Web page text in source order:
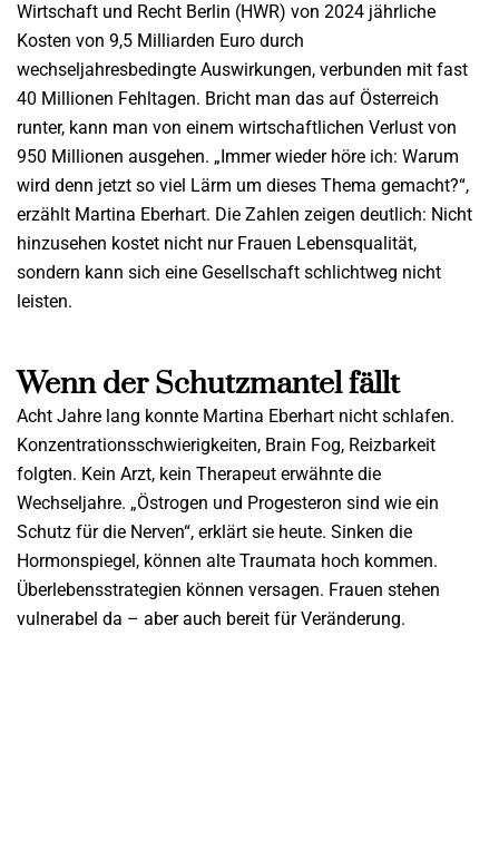
Wirtschaft und Recht Berlin (HWR) von 2024 jährliche
Kosten von 9,5 Milliarden Euro durch
wechseljahresbedingte Auswirkungen, verbunden mit fast
40 Millionen Fehltagen. Bricht man das auf Österreich
runter, kann man von einem wirtschaftlichen Verlust von
950 Millionen ausgehen. „Immer wieder höre ich: Warum
wird denn jetzt so viel Lärm um dieses Thema gemacht?“,
erzählt Martina Eberhart. Die Zahlen zeigen deutlich: Nicht
hinzusehen kostet nicht nur Frauen Lebensqualität,
sondern kann sich eine Gesellschaft schlichtweg nicht
leisten.
Wenn der Schutzmantel fällt
Acht Jahre lang konnte Martina Eberhart nicht schlafen.
Konzentrationsschwierigkeiten, Brain Fog, Reizbarkeit
folgten. Kein Arzt, kein Therapeut erwähnte die
Wechseljahre. „Östrogen und Progesteron sind wie ein
Schutz für die Nerven“, erklärt sie heute. Sinken die
Hormonspiegel, können alte Traumata hoch kommen.
Überlebensstrategien können versagen. Frauen stehen
vulnerabel da – aber auch bereit für Veränderung.